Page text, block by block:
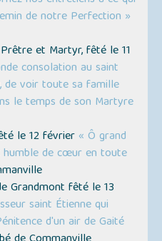
de notre Perfection »
et Martyr, fêté le 11
consolation au saint
de voir toute sa famille
le temps de son Martyre
le 12 février « Ô grand
humble de cœur en toute
Grandmont fêté le 13
saint Étienne qui
d'un air de Gaité